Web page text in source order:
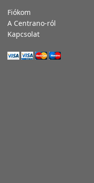
Fiókom
A Centrano-ról
Kapcsolat